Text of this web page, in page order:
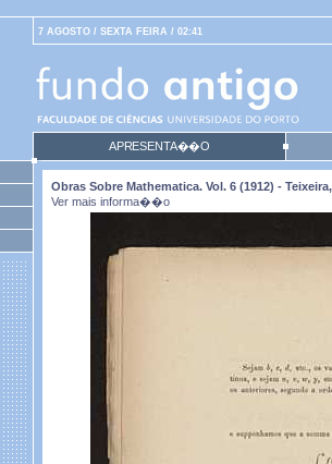
7 AGOSTO / SEXTA FEIRA / 02:41
APRESENTA��O
Obras Sobre Mathematica. Vol. 6 (1912) -
Ver mais informa��o